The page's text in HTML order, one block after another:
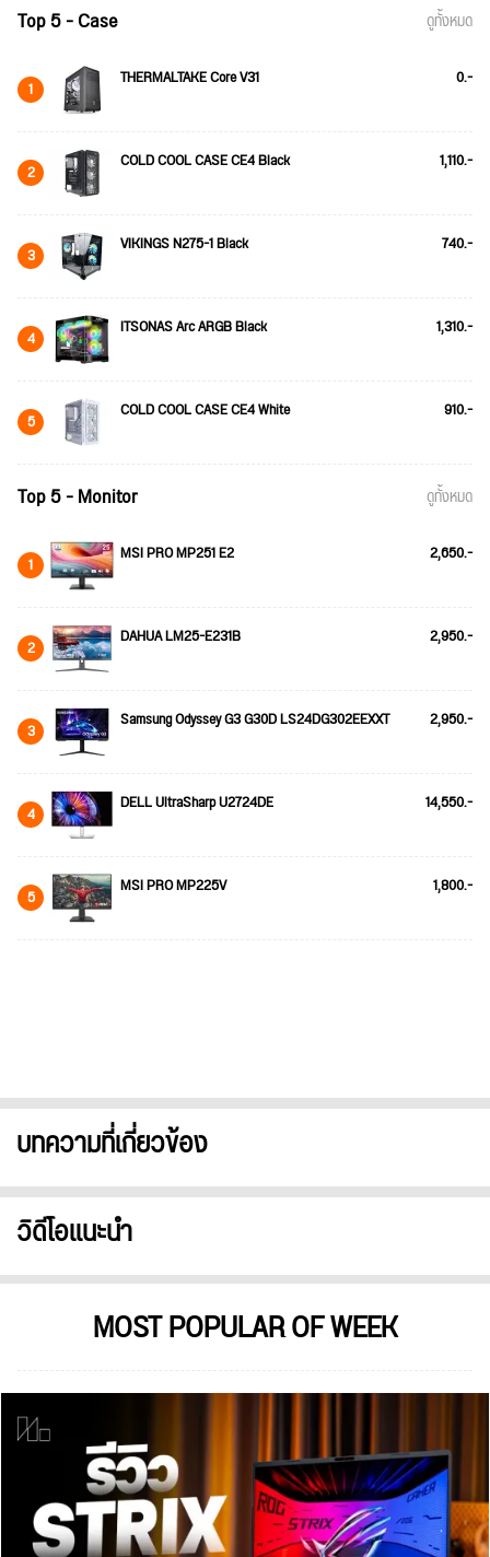
Top 5 - Case ดูทั้งหมด
1 THERMALTAKE Core V31 0.-
2 COLD COOL CASE CE4 Black 1,110.-
3 VIKINGS N275-1 Black 740.-
4 ITSONAS Arc ARGB Black 1,310.-
5 COLD COOL CASE CE4 White 910.-
Top 5 - Monitor ดูทั้งหมด
1 MSI PRO MP251 E2 2,650.-
2 DAHUA LM25-E231B 2,950.-
3 Samsung Odyssey G3 G30D LS24DG302EEXXT 2,950.-
4 DELL UltraSharp U2724DE 14,550.-
5 MSI PRO MP225V 1,800.-
บทความที่เกี่ยวข้อง
วิดีโอแนะนำ
MOST POPULAR OF WEEK